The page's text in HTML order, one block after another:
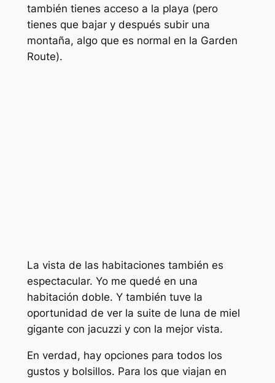
también tienes acceso a la playa (pero
tienes que bajar y después subir una
montaña, algo que es normal en la Garden
Route).
La vista de las habitaciones también es
espectacular. Yo me quedé en una
habitación doble. Y también tuve la
oportunidad de ver la suite de luna de miel
gigante con jacuzzi y con la mejor vista.
En verdad, hay opciones para todos los
gustos y bolsillos. Para los que viajan en